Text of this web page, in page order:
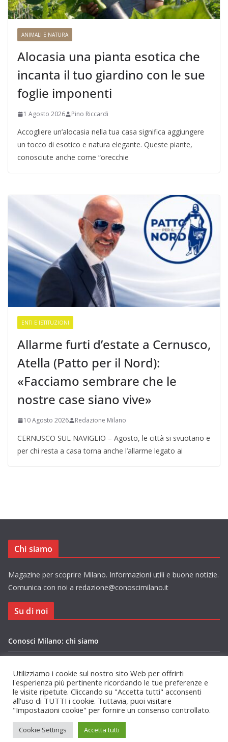
ANIMALI E NATURA
Alocasia una pianta esotica che
incanta il tuo giardino con le sue
foglie imponenti
1 Agosto 2026 Pino Riccardi
Accogliere un’alocasia nella tua casa significa aggiungere
un tocco di esotico e natura elegante. Queste piante,
conosciute anche come “orecchie
ENTI E ISTITUZIONI
Allarme furti d’estate a Cernusco,
Atella (Patto per il Nord):
«Facciamo sembrare che le
nostre case siano vive»
10 Agosto 2026 Redazione Milano
CERNUSCO SUL NAVIGLIO – Agosto, le città si svuotano e
per chi resta a casa torna anche l’allarme legato ai
Chi siamo
Magazine per scoprire Milano. Informazioni utili e buone notizie.
Comunica con noi a redazione@conoscimilano.it
Su di noi
Conosci Milano: chi siamo
Copyright © 2026Conosci Milano
Tema:ColorMag di ThemeGrill. Powered by
Utilizziamo i cookie sul nostro sito Web per offrirti
l'esperienza più pertinente ricordando le tue preferenze e
le visite ripetute. Cliccando su "Accetta tutti" acconsenti
all'uso di TUTTI i cookie. Tuttavia, puoi visitare
"Impostazioni cookie" per fornire un consenso controllato.
Cookie Settings Accetta tutti